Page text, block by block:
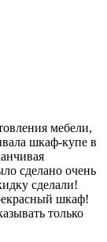
мебели,
шкаф-купе в
сделано очень
сделали!
шкаф!
только